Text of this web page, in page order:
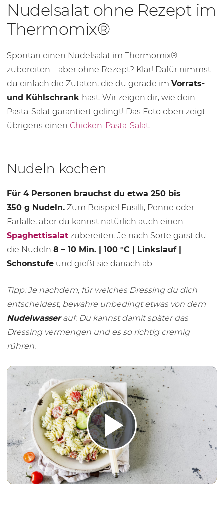
Nudelsalat ohne Rezept im
Thermomix®
Spontan einen Nudelsalat im Thermomix®
zubereiten – aber ohne Rezept? Klar! Dafür nimmst
du einfach die Zutaten, die du gerade im Vorrats-
und Kühlschrank hast. Wir zeigen dir, wie dein
Pasta-Salat garantiert gelingt! Das Foto oben zeigt
übrigens einen Chicken-Pasta-Salat.
Nudeln kochen
Für 4 Personen brauchst du etwa 250 bis
350 g Nudeln. Zum Beispiel Fusilli, Penne oder
Farfalle, aber du kannst natürlich auch einen
Spaghettisalat zubereiten. Je nach Sorte garst du
die Nudeln 8 – 10 Min. 100 °C | Linkslauf |
Schonstufe und gießt sie danach ab.
Tipp: Je nachdem, für welches Dressing du dich
entscheidest, bewahre unbedingt etwas von dem
Nudelwasserauf. Du kannst damit später das
Dressing vermengen und es so richtig cremig
rühren.
Play